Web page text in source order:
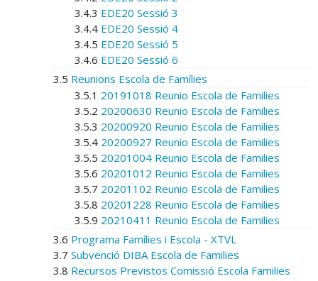
3.4.3 EDE20 Sessió 3
3.4.4 EDE20 Sessió 4
3.4.5 EDE20 Sessió 5
3.4.6 EDE20 Sessió 6
3.5 Reunions Escola de Famílies
3.5.1 20191018 Reunio Escola de Families
3.5.2 20200630 Reunio Escola de Families
3.5.3 20200920 Reunio Escola de Families
3.5.4 20200927 Reunio Escola de Families
3.5.5 20201004 Reunio Escola de Families
3.5.6 20201012 Reunio Escola de Families
3.5.7 20201102 Reunio Escola de Families
3.5.8 20201228 Reunio Escola de Families
3.5.9 20210411 Reunio Escola de Families
3.6 Programa Famílies i Escola - XTVL
3.7 Subvenció DIBA Escola de Families
3.8 Recursos Previstos Comissió Escola Families